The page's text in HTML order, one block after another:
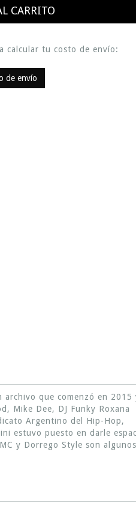
calcular tu costo de envío:
de envío
que comenzó en 2015
Mike Dee, DJ Funky Roxana
Argentino del Hip-Hop,
estuvo puesto en darle
y Dorrego Style son